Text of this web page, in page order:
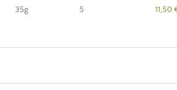
35g 5 11,50